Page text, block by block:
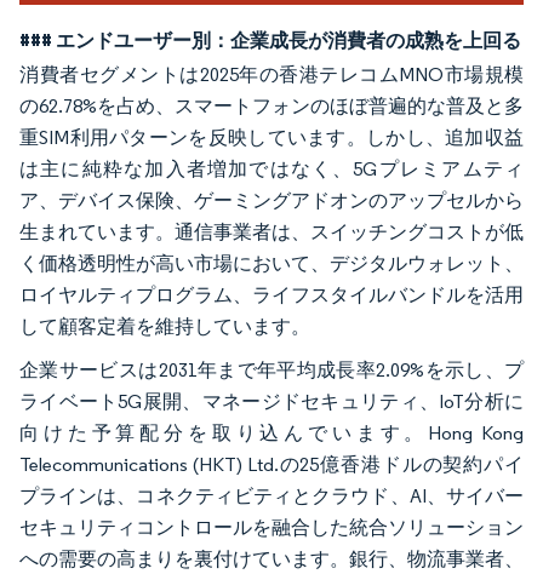
### エンドユーザー別：企業成長が消費者の成熟を上回る
消費者セグメントは2025年の香港テレコムMNO市場規模
の62.78%を占め、スマートフォンのほぼ普遍的な普及と多
重SIM利用パターンを反映しています。しかし、追加収益
は主に純粋な加入者増加ではなく、5Gプレミアムティ
ア、デバイス保険、ゲーミングアドオンのアップセルから
生まれています。通信事業者は、スイッチングコストが低
く価格透明性が高い市場において、デジタルウォレット、
ロイヤルティプログラム、ライフスタイルバンドルを活用
して顧客定着を維持しています。
企業サービスは2031年まで年平均成長率2.09%を示し、プ
ライベート5G展開、マネージドセキュリティ、IoT分析に
向けた予算配分を取り込んでいます。Hong Kong
Telecommunications (HKT) Ltd.の25億香港ドルの契約パイ
プラインは、コネクティビティとクラウド、AI、サイバー
セキュリティコントロールを融合した統合ソリューション
への需要の高まりを裏付けています。銀行、物流事業者、